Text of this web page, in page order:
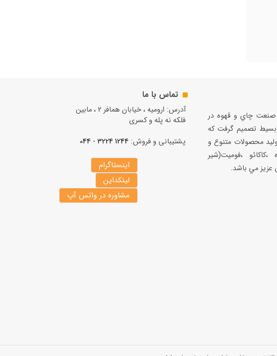
به صنعت چاي و قهوه در
بسيط تصميم گرفت كه
محصولات متنوع و
،فوميت(شير
مي باشد.
تماس با ما
آدرس: ارومیه ، خیابان همافر 2 ، مابين
فلكه نه پله و کسری
پشتیبانی و فروش: 1244 3224 - 044
اینستاگرام
لینکداین
مشاوره در واتس آپ